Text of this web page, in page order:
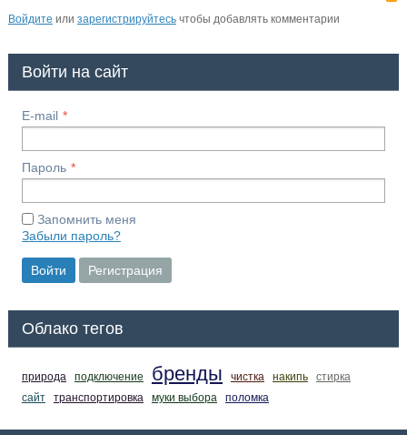
Войдите или зарегистрируйтесьчтобы добавлять комментарии
Войти на сайт
E-mail
Пароль
Запомнить меня
Забыли пароль?
Войти Регистрация
Облако тегов
природа подключение бренды чистка накипь
стирка
сайт
транспортировка муки выбора поломка